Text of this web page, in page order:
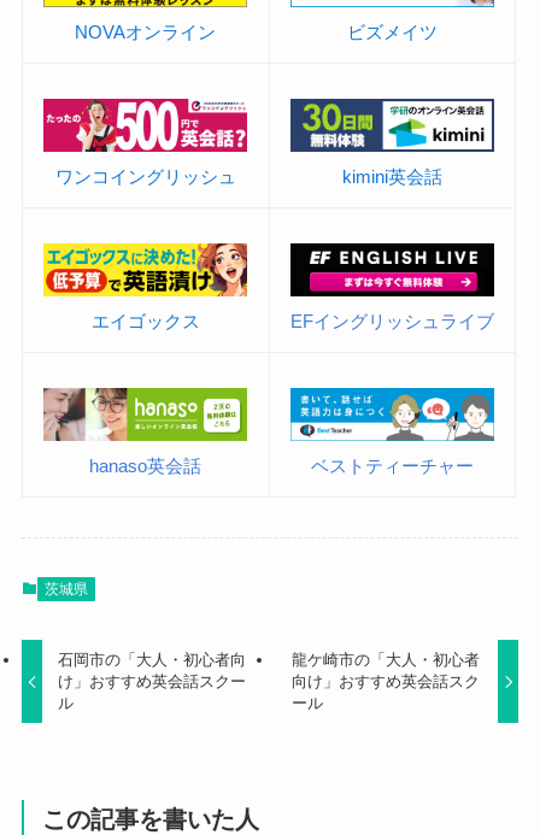
NOVAオンライン ビズメイツ
ワンコイングリッシュ kimini英会話
エイゴックス EFイングリッシュライブ
hanaso英会話 ベストティーチャー
茨城県
石岡市の「大人・初心者向
け」おすすめ英会話スクー
ル
龍ケ崎市の「大人・初心者
向け」おすすめ英会話スク
ール
この記事を書いた人